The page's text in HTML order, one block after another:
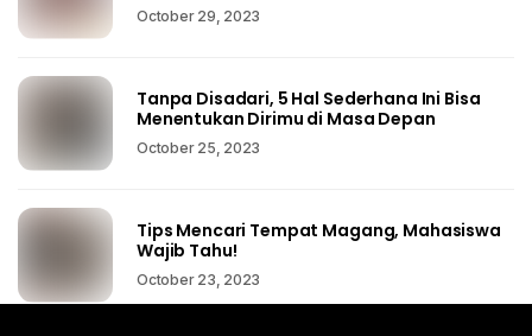
October 29, 2023
Tanpa Disadari, 5 Hal Sederhana Ini Bisa
Menentukan Dirimu di Masa Depan
October 25, 2023
Tips Mencari Tempat Magang, Mahasiswa
Wajib Tahu!
October 23, 2023